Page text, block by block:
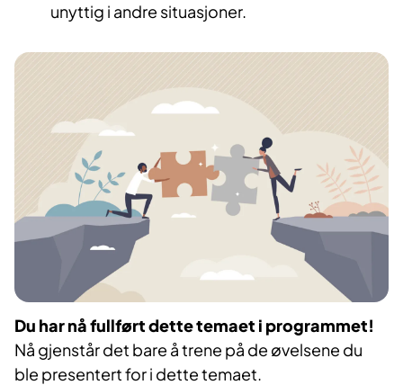
unyttig i andre situasjoner.
Du har nå fullført dette temaet i programmet!
Nå gjenstår det bare å trene på de øvelsene du
ble presentert for i dette temaet.